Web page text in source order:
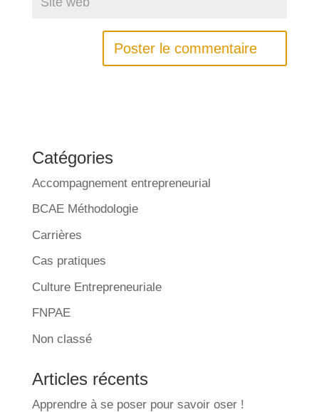
Catégories
Accompagnement entrepreneurial
BCAE Méthodologie
Carrières
Cas pratiques
Culture Entrepreneuriale
FNPAE
Non classé
Articles récents
Apprendre à se poser pour savoir oser !